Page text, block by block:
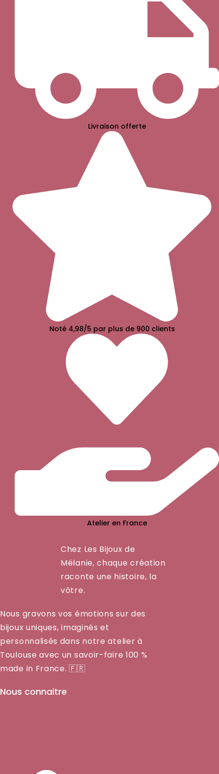
Livraison offerte
Noté 4,98/5 par plus de 900 clients
Atelier en France
Chez Les Bijoux de
Mélanie, chaque création
raconte une histoire, la
vôtre.
Nous gravons vos émotions sur des
bijoux uniques, imaginés et
personnalisés dans notre atelier à
Toulouse avec un savoir-faire 100 %
made in France. 🇫🇷
Nous connaitre